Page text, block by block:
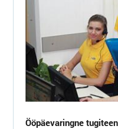
Ööpäevaringne